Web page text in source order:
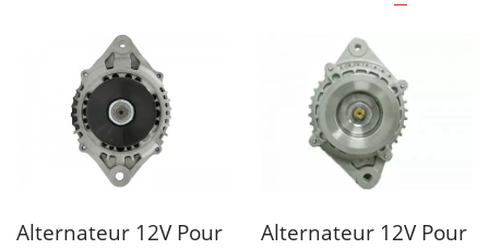
Alternateur 12V Pour
Alternateur 12V Pour